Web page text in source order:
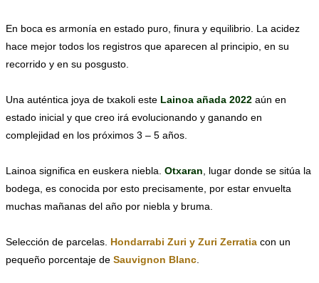
En boca es armonía en estado puro, finura y equilibrio. La acidez
hace mejor todos los registros que aparecen al principio, en su
recorrido y en su posgusto.
Una auténtica joya de txakoli este Lainoa añada 2022 aún en
estado inicial y que creo irá evolucionando y ganando en
complejidad en los próximos 3 – 5 años.
Lainoa significa en euskera niebla. Otxaran, lugar donde se sitúa la
bodega, es conocida por esto precisamente, por estar envuelta
muchas mañanas del año por niebla y bruma.
Selección de parcelas. Hondarrabi Zuri y Zuri Zerratia con un
pequeño porcentaje de Sauvignon Blanc.